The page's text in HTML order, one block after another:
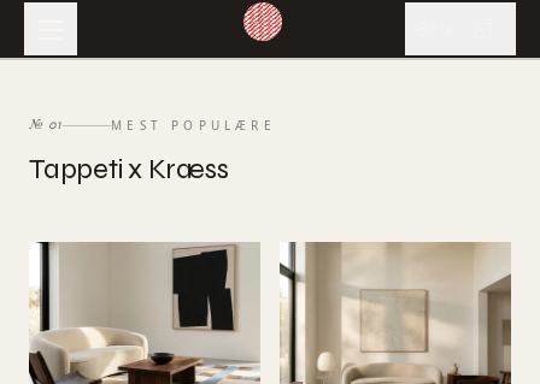
№ 01 MEST POPULÆRE
​Tappeti x Kræss